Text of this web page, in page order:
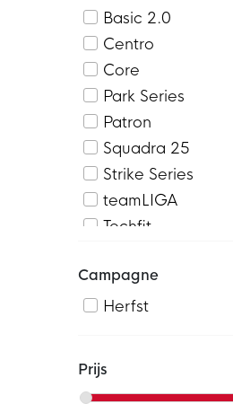
Basic 2.0
Centro
Core
Park Series
Patron
Squadra 25
Strike Series
teamLIGA
Techfit
Campagne
Herfst
Prijs